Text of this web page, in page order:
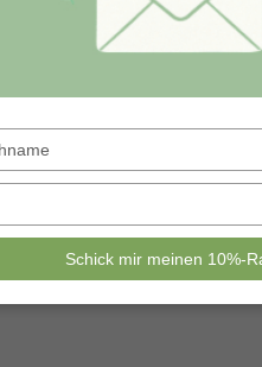
your
your
Schick mir meinen 10%-